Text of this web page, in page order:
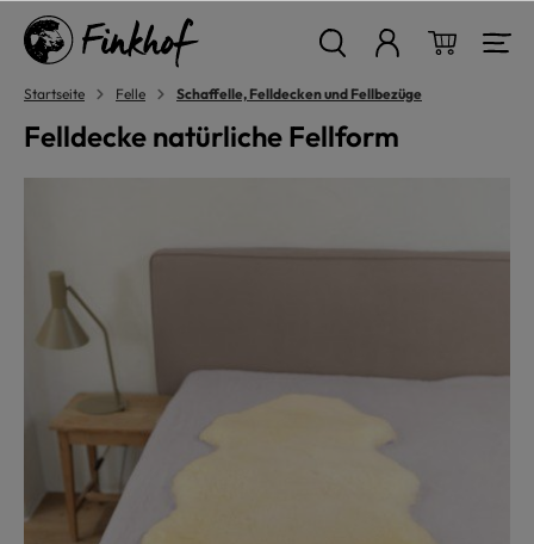
springen
Startseite Felle Schaffelle, Felldecken und Fellbezüge
Felldecke natürliche Fellform